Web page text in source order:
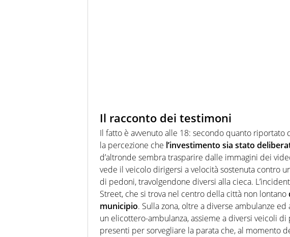
Il racconto dei testimoni
Il fatto è avvenuto alle 18: secondo quanto riportato
la percezione che l’investimento sia stato
d’altronde sembra trasparire dalle immagini dei
vede il veicolo dirigersi a velocità sostenuta contro
di pedoni, travolgendone diversi alla cieca.
Street, che si trova nel centro della città non lontano
municipio. Sulla zona, oltre a diverse ambulanze
un elicottero-ambulanza, assieme a diversi veicoli
presenti per sorvegliare la parata che, al momento